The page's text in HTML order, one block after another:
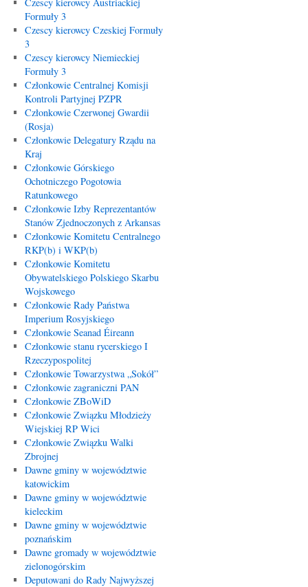
Formuły 3
Czescy kierowcy Czeskiej Formuły
3
Czescy kierowcy Niemieckiej
Formuły 3
Członkowie Centralnej Komisji
Kontroli Partyjnej PZPR
Członkowie Czerwonej Gwardii
(Rosja)
Członkowie Delegatury Rządu na
Kraj
Członkowie Górskiego
Ochotniczego Pogotowia
Ratunkowego
Członkowie Izby Reprezentantów
Stanów Zjednoczonych z Arkansas
Członkowie Komitetu Centralnego
RKP(b) i WKP(b)
Członkowie Komitetu
Obywatelskiego Polskiego Skarbu
Wojskowego
Członkowie Rady Państwa
Imperium Rosyjskiego
Członkowie Seanad Éireann
Członkowie stanu rycerskiego I
Rzeczypospolitej
Członkowie Towarzystwa „Sokół”
Członkowie zagraniczni PAN
Członkowie ZBoWiD
Członkowie Związku Młodzieży
Wiejskiej RP Wici
Członkowie Związku Walki
Zbrojnej
Dawne gminy w województwie
katowickim
Dawne gminy w województwie
kieleckim
Dawne gminy w województwie
poznańskim
Dawne gromady w województwie
zielonogórskim
Deputowani do Rady Najwyższej